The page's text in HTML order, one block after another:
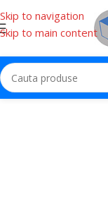
Skip to navigation
Skip to main content